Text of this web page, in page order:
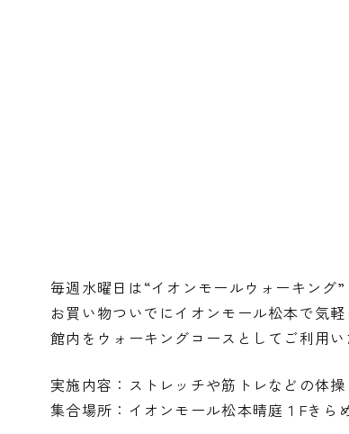
毎週水曜日は“イオンモールウォーキング”
お買い物ついでにイオンモール松本で気軽
館内をウォーキングコースとしてご利用い
実施内容：ストレッチや筋トレなどの体操
集合場所：イオンモール松本晴庭１Fきら